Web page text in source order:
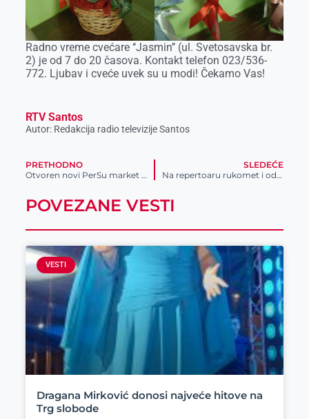
Radno vreme cvećare ‘‘Jasmin’’ (ul. Svetosavska br.
2) je od 7 do 20 časova. Kontakt telefon 023/536-
772. Ljubav i cveće uvek su u modi! Čekamo Vas!
RTV Santos
Autor: Redakcija radio televizije Santos
PRETHODNO
Otvoren novi PerSu market u Sremskoj Mitrovici
SLEDEĆE
Na repertoaru rukomet i odbojka tokom vikenda
POVEZANE VESTI
VESTI
Dragana Mirković donosi najveće hitove na
Trg slobode